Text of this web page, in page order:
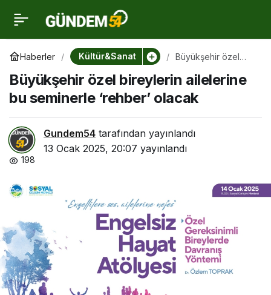
Haberler Kültür&Sanat
Büyükşehir özel
bu seminerle
‘rehber’ olacak
Büyükşehir özel bireylerin ailelerine
bu seminerle ‘rehber’ olacak
Gundem54 tarafından yayınlandı
13 Ocak 2025, 20:07 yayınlandı
198
Büyükşehir özel
bireylerin ailelerine bu
seminerle ‘rehber’
olacak